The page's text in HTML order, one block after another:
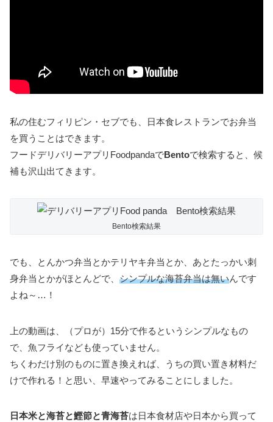
私の住むフィリピン・セブでも、日本食レストランでお弁当
を買うことはできます。
フードデリバリーアプリFoodpandaでBentoで検索すると、候
補も沢山出てきます。
Bento検索結果
でも、とんかつ弁当とかテリヤキ弁当とか、あとたっかい刺
身弁当とかがほとんどで、 シンプルな海苔弁当は無いんです
よね～…！
上の動画は、（プロが）15分で作るというシンプルなもの
で、魚フライなども使っていません。
ちくわだけ別のものに置き換えれば、うちの買い置き材料だ
けで作れる！と思い、早速やってみることにしました。
日本米と海苔と鰹節と青海苔は日本食材店や日本から買って